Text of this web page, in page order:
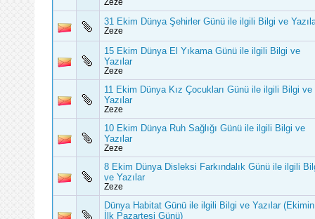
Zeze
31 Ekim Dünya Şehirler Günü ile ilgili Bilgi ve
Zeze
15 Ekim Dünya El Yıkama Günü ile ilgili Bilgi ve
Yazılar
Zeze
11 Ekim Dünya Kız Çocukları Günü ile ilgili Bilgi ve
Yazılar
Zeze
10 Ekim Dünya Ruh Sağlığı Günü ile ilgili Bilgi ve
Yazılar
Zeze
8 Ekim Dünya Disleksi Farkındalık Günü ile ilgili
ve Yazılar
Zeze
Dünya Habitat Günü ile ilgili Bilgi ve Yazılar (Ekimin
İlk Pazartesi Günü)